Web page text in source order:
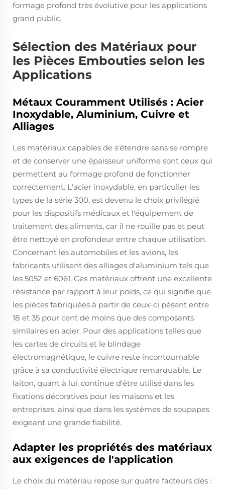
formage profond très évolutive pour les applications
grand public.
Sélection des Matériaux pour
les Pièces Embouties selon les
Applications
Métaux Couramment Utilisés : Acier
Inoxydable, Aluminium, Cuivre et
Alliages
Les matériaux capables de s'étendre sans se rompre
et de conserver une épaisseur uniforme sont ceux qui
permettent au formage profond de fonctionner
correctement. L'acier inoxydable, en particulier les
types de la série 300, est devenu le choix privilégié
pour les dispositifs médicaux et l'équipement de
traitement des aliments, car il ne rouille pas et peut
être nettoyé en profondeur entre chaque utilisation.
Concernant les automobiles et les avions, les
fabricants utilisent des alliages d'aluminium tels que
les 5052 et 6061. Ces matériaux offrent une excellente
résistance par rapport à leur poids, ce qui signifie que
les pièces fabriquées à partir de ceux-ci pèsent entre
18 et 35 pour cent de moins que des composants
similaires en acier. Pour des applications telles que
les cartes de circuits et le blindage
électromagnétique, le cuivre reste incontournable
grâce à sa conductivité électrique remarquable. Le
laiton, quant à lui, continue d'être utilisé dans les
fixations décoratives pour les maisons et les
entreprises, ainsi que dans les systèmes de soupapes
exigeant une grande fiabilité.
Adapter les propriétés des matériaux
aux exigences de l'application
Le choix du matériau repose sur quatre facteurs clés :